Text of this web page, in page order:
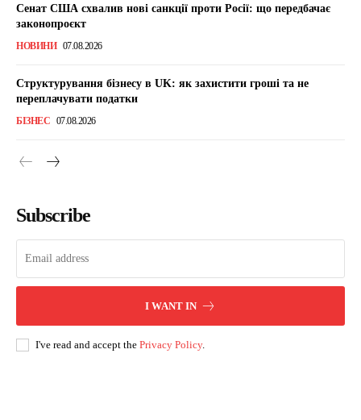
Сенат США схвалив нові санкції проти Росії: що передбачає
законопроєкт
НОВИНИ 07.08.2026
Структурування бізнесу в UK: як захистити гроші та не
переплачувати податки
БІЗНЕС 07.08.2026
Subscribe
I WANT IN
I've read and accept the Privacy Policy.